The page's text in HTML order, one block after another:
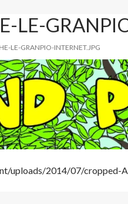
LE-
LE-GRANPIO-INTERNET.JPG
uploads/2014/07/cropped-